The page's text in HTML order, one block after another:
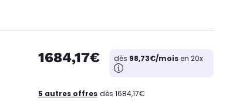
1684,17€ dès 98,73€/moisen 20x
5 autres offres dès 1684,17€